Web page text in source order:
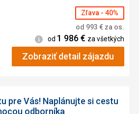
Zľava - 40%
od 993 € za os.
Informácie
od 1 986€ za všetkých
Zobraziť detail zájazdu
pre Vás! Naplánujte si cestu
odborníka